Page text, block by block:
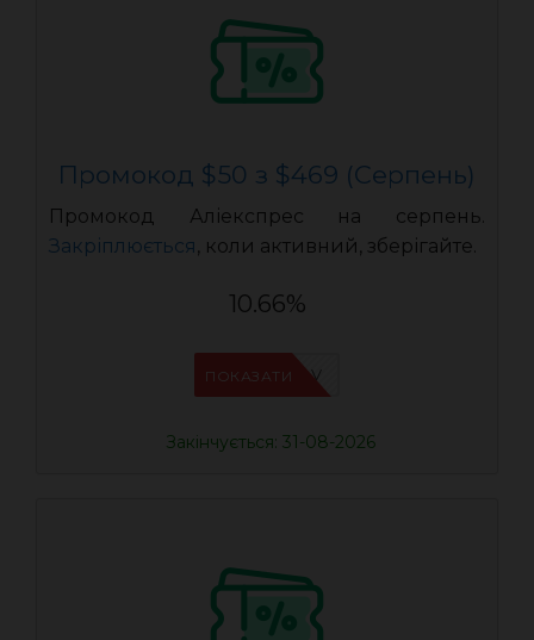
Промокод $50 з $469 (Серпень)
Промокод Аліекспрес на серпень.
Закріплюється, коли активний, зберігайте.
10.66%
IFPHE6DV
ПОКАЗАТИ
Закінчується: 31-08-2026